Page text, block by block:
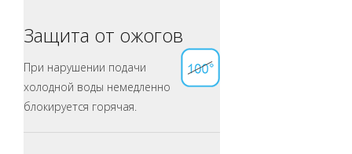
Защита от ожогов
При нарушении подачи
холодной воды немедленно
блокируется горячая.